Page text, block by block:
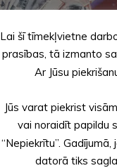
Lai šī tīmekļvietne
prasības, tā izmanto
Ar Jūsu
Jūs varat piekrist
vai noraidīt papildu
“Nepiekrītu”.
datorā tiks